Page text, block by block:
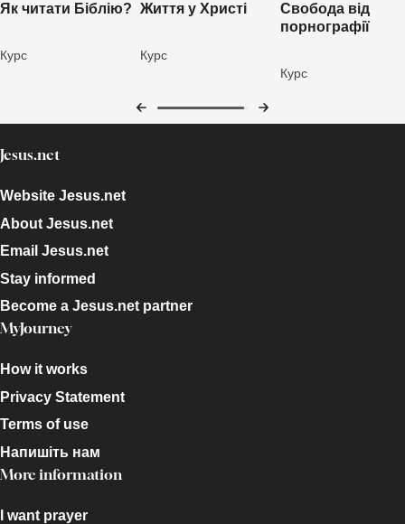
Як читати Біблію?
Курс
Життя у Христі
Курс
Свобода від
порнографії
Курс
Jesus.net
Website Jesus.net
About Jesus.net
Email Jesus.net
Stay informed
Become a Jesus.net partner
MyJourney
How it works
Privacy Statement
Terms of use
Напишіть нам
More information
I want prayer